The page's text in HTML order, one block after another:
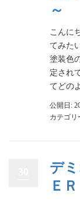
～
こんに
てみた
塗装色
定され
てどの
公開日:
カテゴリ
デ
Ｅ